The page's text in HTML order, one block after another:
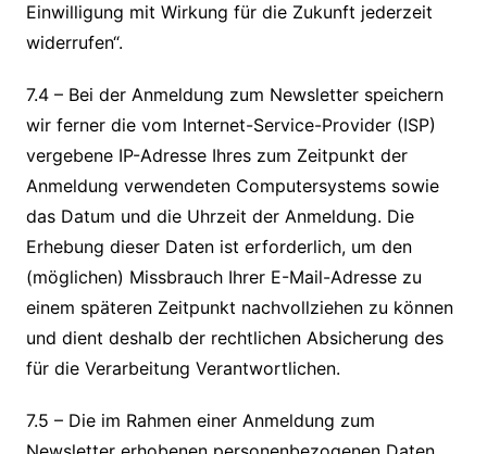
Einwilligung mit Wirkung für die Zukunft jederzeit
widerrufen“.
7.4 – Bei der Anmeldung zum Newsletter speichern
wir ferner die vom Internet-Service-Provider (ISP)
vergebene IP-Adresse Ihres zum Zeitpunkt der
Anmeldung verwendeten Computersystems sowie
das Datum und die Uhrzeit der Anmeldung. Die
Erhebung dieser Daten ist erforderlich, um den
(möglichen) Missbrauch Ihrer E-Mail-Adresse zu
einem späteren Zeitpunkt nachvollziehen zu können
und dient deshalb der rechtlichen Absicherung des
für die Verarbeitung Verantwortlichen.
7.5 – Die im Rahmen einer Anmeldung zum